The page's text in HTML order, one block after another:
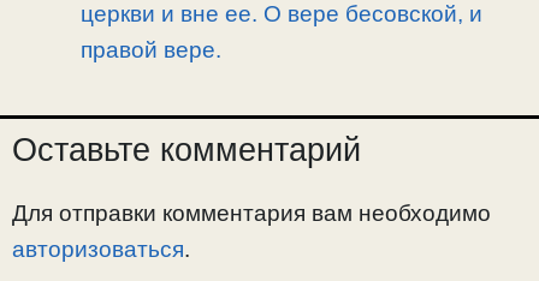
церкви и вне ее. О вере бесовской, и
правой вере.
Оставьте комментарий
Для отправки комментария вам необходимо
авторизоваться.